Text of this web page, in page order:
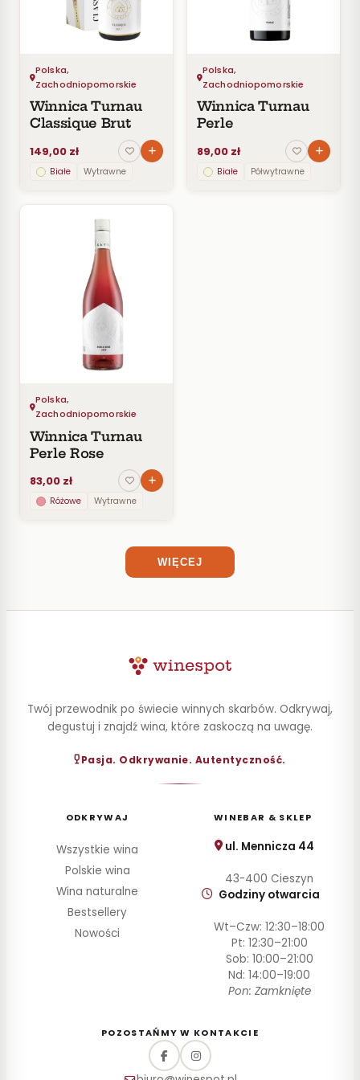
POJEMNOŚĆ
ZAWARTOŚĆ
ALKOHOLU
Polska,
Zachodniopomorskie
Winnica Turnau
Classique Brut
149,00 zł
Białe Wytrawne
Polska,
Zachodniopomorskie
Winnica Turnau
Perle
89,00 zł
Białe Półwytrawne
Polska,
Zachodniopomorskie
Winnica Turnau
Perle Rose
83,00 zł
Różowe Wytrawne
WIĘCEJ
Twój przewodnik po świecie winnych skarbów. Odkrywaj,
degustuj i znajdź wina, które zaskoczą na uwagę.
Pasja. Odkrywanie. Autentyczność.
ODKRYWAJ
Wszystkie wina
Polskie wina
Wina naturalne
Bestsellery
Nowości
WINEBAR & SKLEP
ul. Mennicza 44
43-400 Cieszyn
Godziny otwarcia
Wt–Czw: 12:30–18:00
Pt: 12:30–21:00
Sob: 10:00–21:00
Nd: 14:00–19:00
Pon: Zamknięte
POZOSTAŃMY W KONTAKCIE